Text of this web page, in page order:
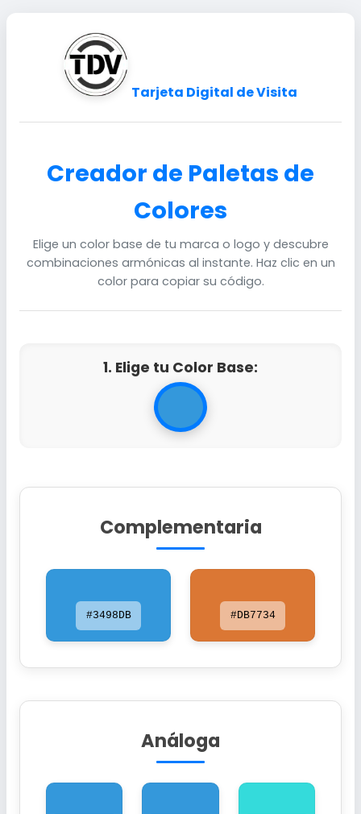
Tarjeta Digital de Visita
Creador de Paletas de
Colores
Elige un color base de tu marca o logo y descubre
combinaciones armónicas al instante. Haz clic en un
color para copiar su código.
1. Elige tu Color Base:
Complementaria
#3498DB #DB7734
Análoga